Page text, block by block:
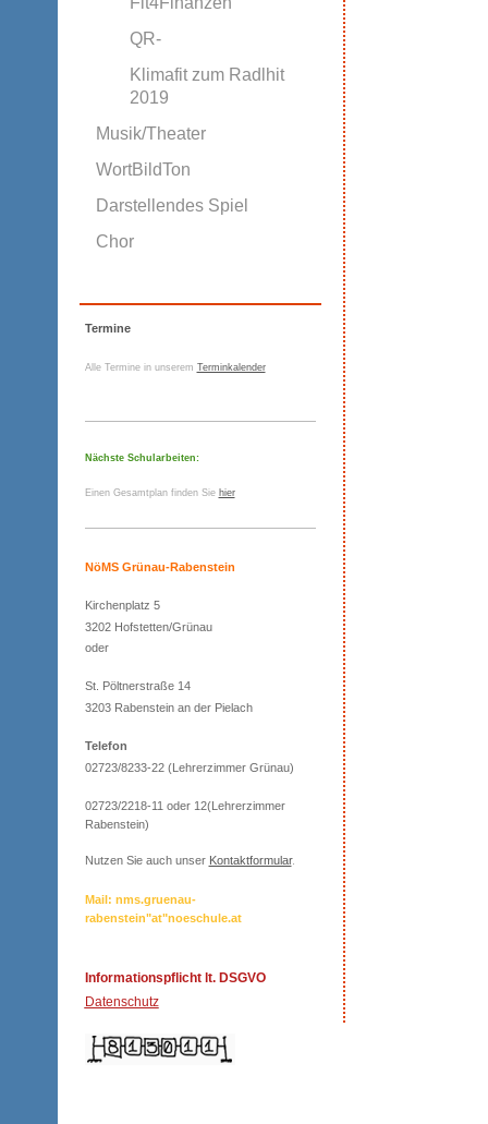
QR-
Klimafit zum Radlhit
2019
Musik/Theater
WortBildTon
Darstellendes Spiel
Chor
Termine
Alle Termine in unserem Terminkalender
Nächste Schularbeiten:
Einen Gesamtplan finden Sie hier
NöMS Grünau-Rabenstein
Kirchenplatz 5
3202 Hofstetten/Grünau
oder
St. Pöltnerstraße 14
3203 Rabenstein an der Pielach
Telefon
02723/8233-22 (Lehrerzimmer Grünau)
02723/2218-11 oder 12(Lehrerzimmer
Rabenstein)
Nutzen Sie auch unser Kontaktformular.
Mail: nms.gruenau-
rabenstein"at"noeschule.at
Informationspflicht lt. DSGVO
Datenschutz